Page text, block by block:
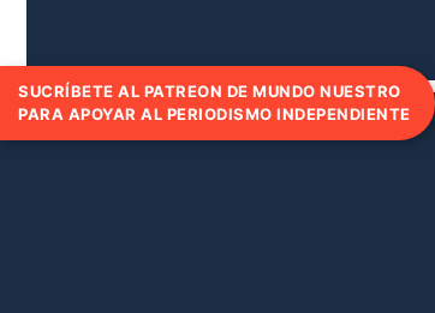
SUCRÍBETE AL PATREON DE MUNDO NUESTRO
PARA APOYAR AL PERIODISMO INDEPENDIENTE